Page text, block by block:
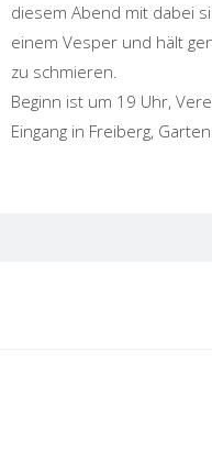
diesem Abend mit dabei
einem Vesper und hält
zu schmieren.
Beginn ist um 19 Uhr,
Eingang in Freiberg,